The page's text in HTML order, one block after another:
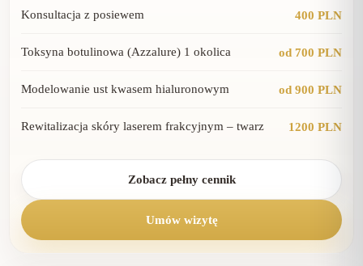
Konsultacja z posiewem 400 PLN
Toksyna botulinowa (Azzalure) 1 okolica od 700 PLN
Modelowanie ust kwasem hialuronowym od 900 PLN
Rewitalizacja skóry laserem frakcyjnym – twarz 1200 PLN
Zobacz pełny cennik
Umów wizytę